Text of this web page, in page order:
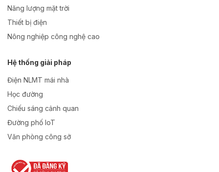
Năng lượng mặt trời
Thiết bị điện
Nông nghiệp công nghệ cao
Hệ thống giải pháp
Điện NLMT mái nhà
Học đường
Chiếu sáng cảnh quan
Đường phố IoT
Văn phòng công sở